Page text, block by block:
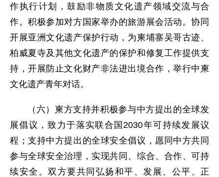
作执行计划，鼓励非物质文化遗产领域交流与合
作。积极参加对方国家举办的旅游展会活动。协同
开展亚洲文化遗产保护行动，为柬埔寨吴哥古迹、
柏威夏寺及其他文化遗产的保护和修复工作提供支
持，开展防止文化财产非法进出境合作，举行中柬
文化遗产青年对话。
（六）柬方支持并积极参与中方提出的全球发
展倡议，致力于落实联合国2030年可持续发展议
程；支持中方提出的全球安全倡议，愿同中方共同
参与全球安全治理，实现共同、综合、合作、可持
续安全。双方要共同弘扬和平、发展、公平、正